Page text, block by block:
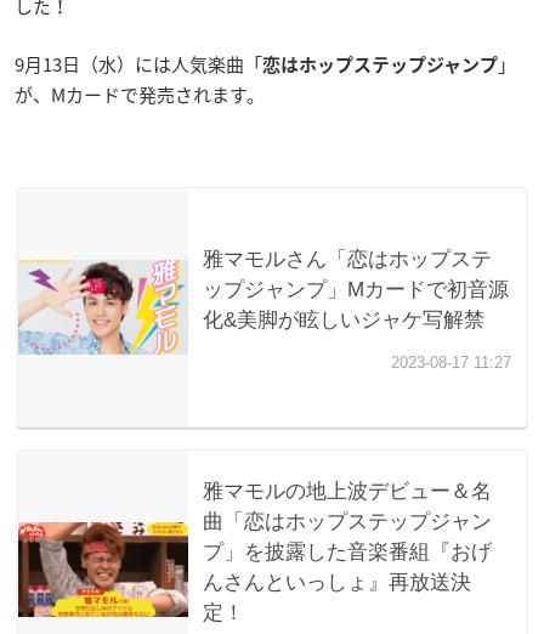
した！
9月13日（水）には人気楽曲「恋はホップステップジャンプ 」
が、Mカードで発売されます。